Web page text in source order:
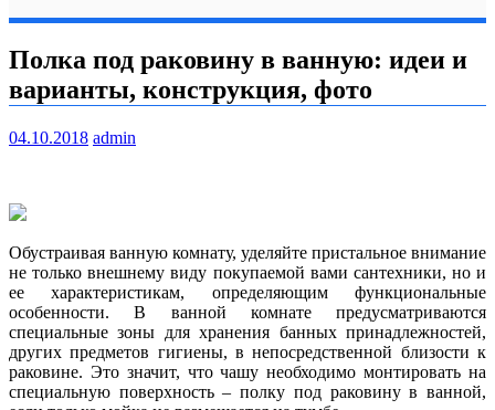
Полка под раковину в ванную: идеи и
варианты, конструкция, фото
04.10.2018 admin
Обустраивая ванную комнату, уделяйте пристальное внимание
не только внешнему виду покупаемой вами сантехники, но и
ее характеристикам, определяющим функциональные
особенности. В ванной комнате предусматриваются
специальные зоны для хранения банных принадлежностей,
других предметов гигиены, в непосредственной близости к
раковине. Это значит, что чашу необходимо монтировать на
специальную поверхность – полку под раковину в ванной,